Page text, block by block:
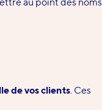
de vos clients. Ces